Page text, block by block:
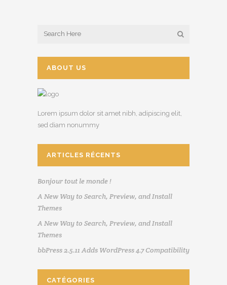
ABOUT US
Lorem ipsum dolor sit amet nibh, adipiscing elit,
sed diam nonummy
ARTICLES RÉCENTS
Bonjour tout le monde !
A New Way to Search, Preview, and Install
Themes
A New Way to Search, Preview, and Install
Themes
bbPress 2.5.11 Adds WordPress 4.7 Compatibility
CATÉGORIES